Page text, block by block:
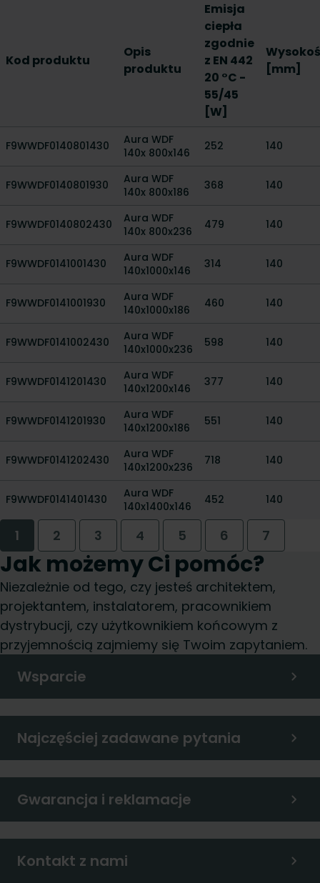
Kod produktu
Opis
produktu
Emisja
ciepła
zgodnie
z EN 442
20 °C -
55/45
[W]
[mm]
F9WWDF0140801430
Aura WDF
140x 800x146
252 140
F9WWDF0140801930
Aura WDF
140x 800x186
368 140
F9WWDF0140802430
Aura WDF
140x 800x236
479 140
F9WWDF0141001430
Aura WDF
140x1000x146
314 140
F9WWDF0141001930
Aura WDF
140x1000x186
460 140
F9WWDF0141002430
Aura WDF
140x1000x236
598 140
F9WWDF0141201430
Aura WDF
140x1200x146
377 140
F9WWDF0141201930
Aura WDF
140x1200x186
551 140
F9WWDF0141202430
Aura WDF
140x1200x236
718 140
F9WWDF0141401430
Aura WDF
140x1400x146
452 140
1 2 3 4 5 6 7
Jak możemy Ci pomóc?
Niezależnie od tego, czy jesteś architektem,
projektantem, instalatorem, pracownikiem
dystrybucji, czy użytkownikiem końcowym z
przyjemnością zajmiemy się Twoim zapytaniem.
Wsparcie
Najczęściej zadawane pytania
Gwarancja i reklamacje
Kontakt z nami